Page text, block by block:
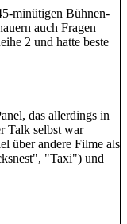
minütigen Bühnen-
auch Fragen
2 und hatte beste
das allerdings in
Talk selbst war
über andere Filme als
"Taxi") und